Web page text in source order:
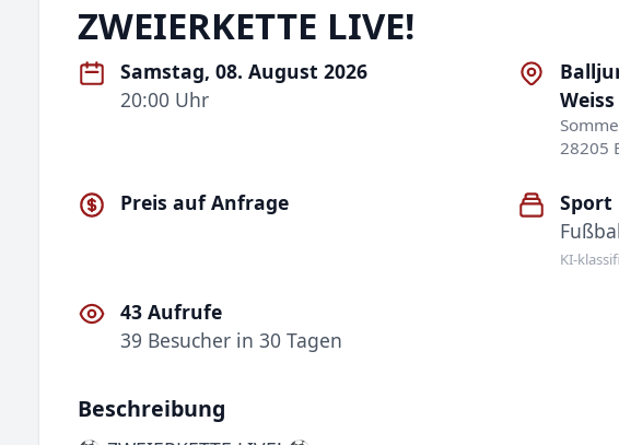
ZWEIERKETTE LIVE!
Samstag, 08. August 2026
20:00 Uhr
Weiss
28205
Preis auf Anfrage
Sport
KI-
43 Aufrufe
39 Besucher in 30 Tagen
Beschreibung